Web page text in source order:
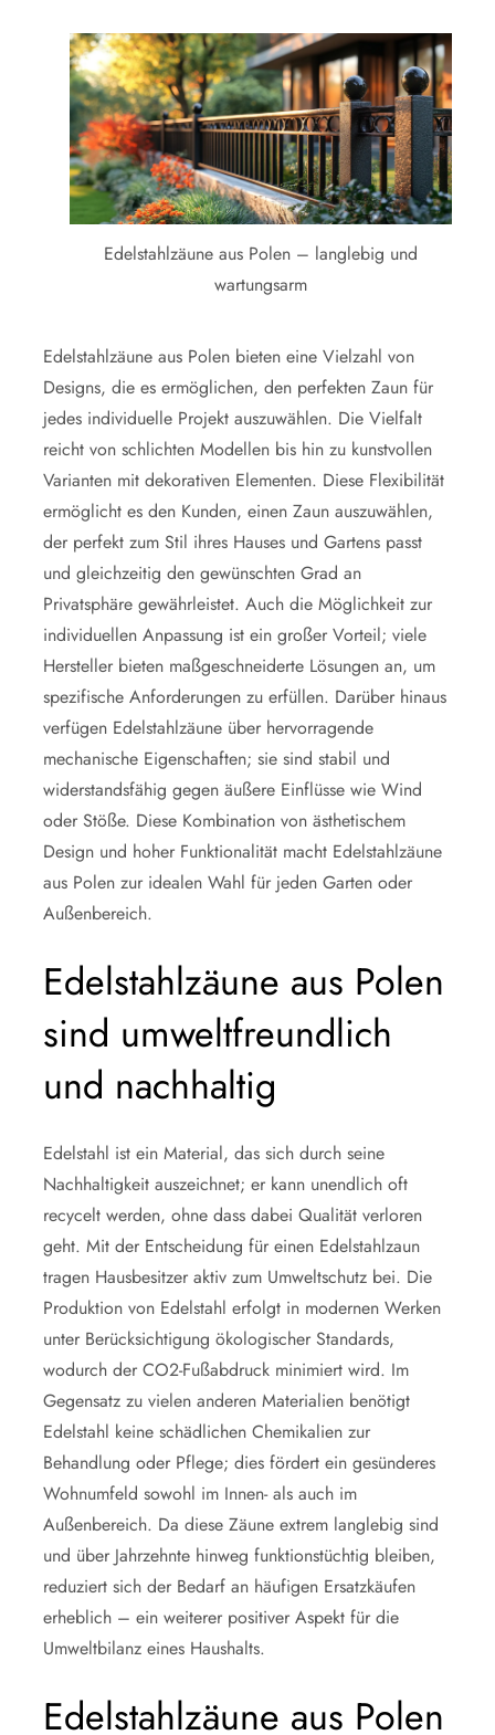
Edelstahlzäune aus Polen – langlebig und
wartungsarm
Edelstahlzäune aus Polen bieten eine Vielzahl von
Designs, die es ermöglichen, den perfekten Zaun für
jedes individuelle Projekt auszuwählen. Die Vielfalt
reicht von schlichten Modellen bis hin zu kunstvollen
Varianten mit dekorativen Elementen. Diese Flexibilität
ermöglicht es den Kunden, einen Zaun auszuwählen,
der perfekt zum Stil ihres Hauses und Gartens passt
und gleichzeitig den gewünschten Grad an
Privatsphäre gewährleistet. Auch die Möglichkeit zur
individuellen Anpassung ist ein großer Vorteil; viele
Hersteller bieten maßgeschneiderte Lösungen an, um
spezifische Anforderungen zu erfüllen. Darüber hinaus
verfügen Edelstahlzäune über hervorragende
mechanische Eigenschaften; sie sind stabil und
widerstandsfähig gegen äußere Einflüsse wie Wind
oder Stöße. Diese Kombination von ästhetischem
Design und hoher Funktionalität macht Edelstahlzäune
aus Polen zur idealen Wahl für jeden Garten oder
Außenbereich.
Edelstahlzäune aus Polen
sind umweltfreundlich
und nachhaltig
Edelstahl ist ein Material, das sich durch seine
Nachhaltigkeit auszeichnet; er kann unendlich oft
recycelt werden, ohne dass dabei Qualität verloren
geht. Mit der Entscheidung für einen Edelstahlzaun
tragen Hausbesitzer aktiv zum Umweltschutz bei. Die
Produktion von Edelstahl erfolgt in modernen Werken
unter Berücksichtigung ökologischer Standards,
wodurch der CO2-Fußabdruck minimiert wird. Im
Gegensatz zu vielen anderen Materialien benötigt
Edelstahl keine schädlichen Chemikalien zur
Behandlung oder Pflege; dies fördert ein gesünderes
Wohnumfeld sowohl im Innen- als auch im
Außenbereich. Da diese Zäune extrem langlebig sind
und über Jahrzehnte hinweg funktionstüchtig bleiben,
reduziert sich der Bedarf an häufigen Ersatzkäufen
erheblich – ein weiterer positiver Aspekt für die
Umweltbilanz eines Haushalts.
Edelstahlzäune aus Polen